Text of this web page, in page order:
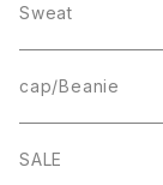
Fleece
Smock
FB CAP
1st ARCH
cheer
bee(r)
College Logo
Square Logo
Box Logo
Sweat
College Logo
Box Logo
cap/Beanie
Wappen Beanie
SALE